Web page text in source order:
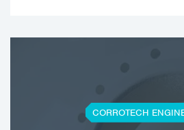
CORROTECH